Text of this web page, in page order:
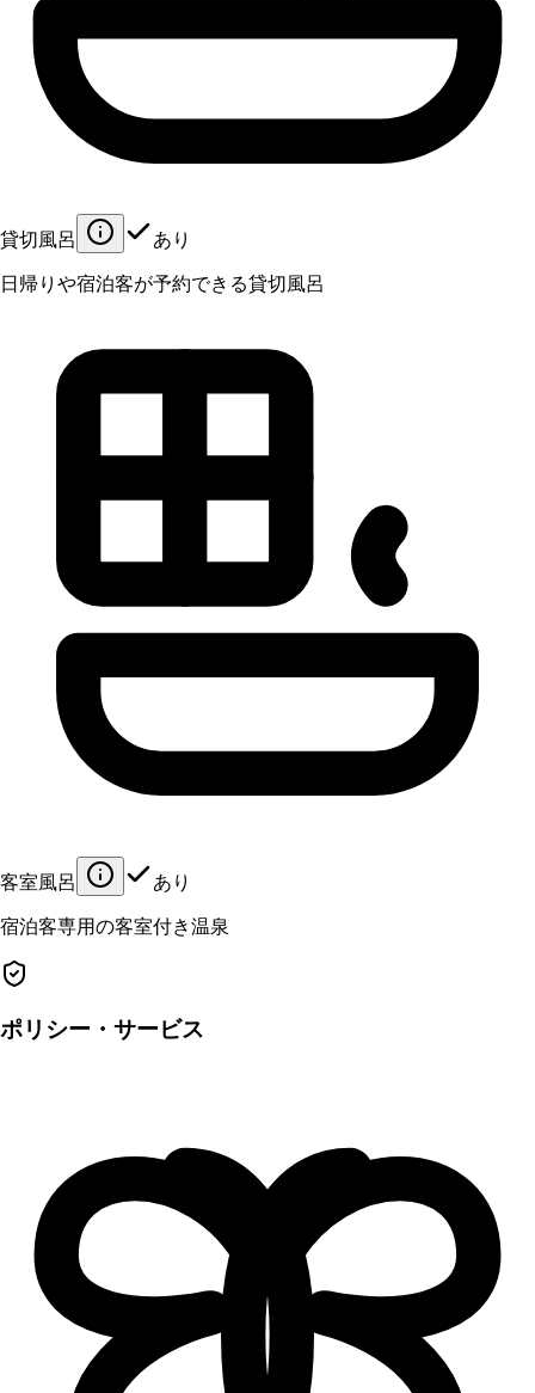
貸切風呂 あり
日帰りや宿泊客が予約できる貸切風呂
客室風呂 あり
宿泊客専用の客室付き温泉
ポリシー・サービス